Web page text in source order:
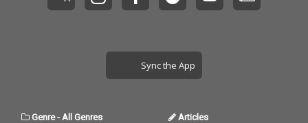
Sync the App
Genre- All Genres Articles